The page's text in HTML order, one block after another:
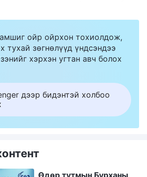
ойр ойрхон тохиолдож,
тухай зөгнөлүүд үндсэндээ
хэрхэн угтан авч болох
дээр бидэнтэй холбоо
Өдөр тутмын Бурханы